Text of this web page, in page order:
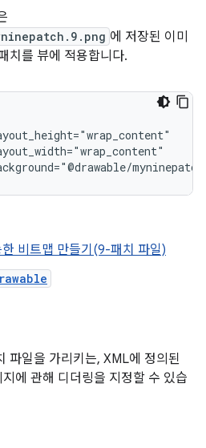
에 저장된 이미
치를 뷰에 적용합니다.
비트맵 만들기(9-패치 파일)
파일을 가리키는, XML에 정의된
에 관해 디더링을 지정할 수 있습